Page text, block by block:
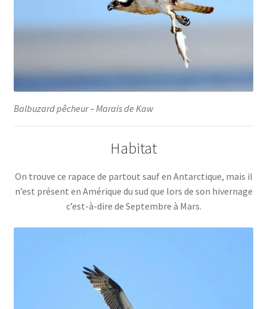
Balbuzard pêcheur – Marais de Kaw
Habitat
On trouve ce rapace de partout sauf en Antarctique, mais il
n’est présent en Amérique du sud que lors de son hivernage
c’est-à-dire de Septembre à Mars.